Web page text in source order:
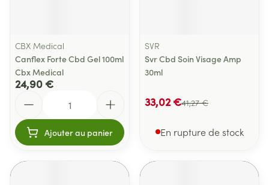
CBX Medical
Canflex Forte Cbd Gel 100ml
Cbx Medical
24,90 €
Ajouter au panier
SVR
Svr Cbd Soin Visage Amp
30ml
41,27 €
33,02 €
En rupture de stock